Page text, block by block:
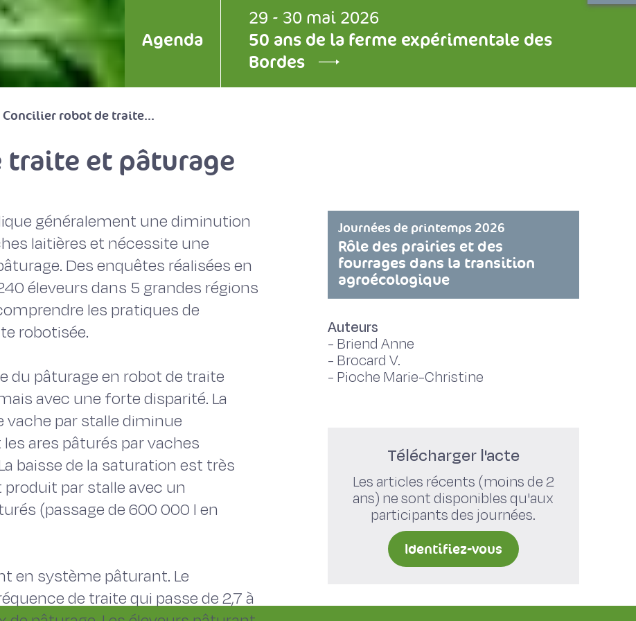
Agenda
29 - 30 mai 2026
50 ans de la ferme expérimentale des
Bordes
Concilier robot de traite...
et pâturage
généralement une diminution
laitières et nécessite une
Des enquêtes réalisées en
éleveurs dans 5 grandes régions
les pratiques de
robotisée.
du pâturage en robot de traite
avec une forte disparité. La
par stalle diminue
ares pâturés par vaches
baisse de la saturation est très
par stalle avec un
(passage de 600 000 l en
en système pâturant. Le
de traite qui passe de 2,7 à
Journées de printemps 2026
Rôle des prairies et des
fourrages dans la transition
agroécologique
Auteurs
- Briend Anne
- Brocard V.
- Pioche Marie-Christine
Télécharger l'acte
Les articles récents (moins de 2
ans) ne sont disponibles qu'aux
participants des journées.
Identifiez-vous